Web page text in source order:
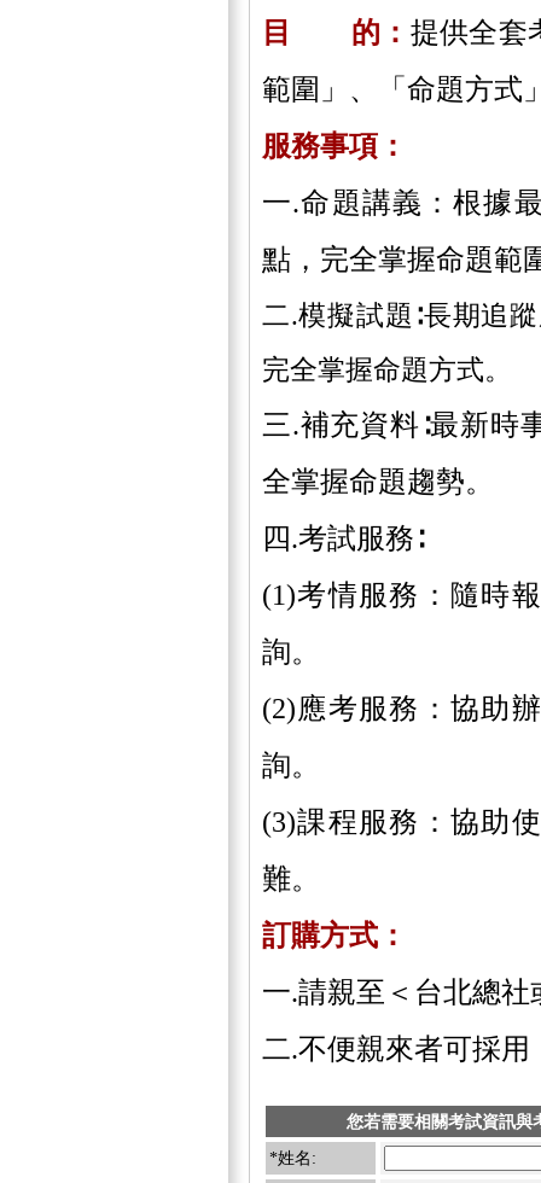
目 的： 提供全套
範圍」、「命題方式
服務事項：
一.命題講義：根據
點，完全掌握命題範
二.模擬試題∶長期追
完全掌握命題方式。
三.補充資料∶最新時
全掌握命題趨勢。
四.考試服務∶
(1)考情服務：隨時
詢。
(2)應考服務：協助
詢。
(3)課程服務：協助
難。
訂購方式：
一.請親至＜台北總
二.不便親來者可採用
您若需要相關考試資訊與
*姓名: